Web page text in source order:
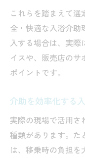
これらを踏まえて
全・快適な入浴介助
入する場合は、実際
イスや、販売店の
ポイントです。
介助を効率化する
実際の現場で活用さ
種類があります。た
は、移乗時の負担